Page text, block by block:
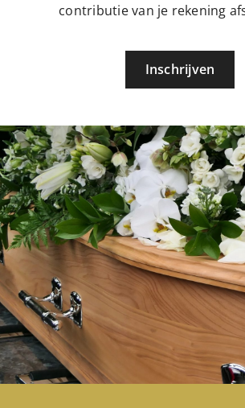
contributie van je rekening
Inschrijven